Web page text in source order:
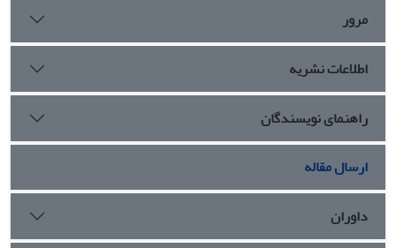
مرور
اطلاعات نشریه
راهنمای نویسندگان
ارسال مقاله
داوران